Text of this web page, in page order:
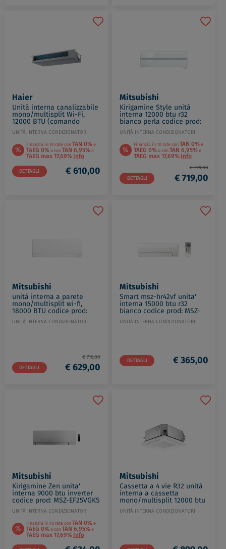
Haier
Unità interna canalizzabile
mono/multisplit Wi-Fi,
12000 BTU (comando
escluso) codice prod:
AE1WY3E00
UNITÀ INTERNA CONDIZIONATORI
% Finanzia in 10 rate conTAN 0%e
TAEG 0%o conTAN 6,95%e
TAEG max 17,69%Info
DETTAGLI € 610,00
Mitsubishi
Kirigamine Style unità
interna 12000 btu r32
bianco perla codice prod:
MSZ-LN35VG2V
UNITÀ INTERNA CONDIZIONATORI
% Finanzia in 10 rate conTAN 0%e
TAEG 0%o conTAN 6,95%e
TAEG max 17,69%Info
DETTAGLI
€ 799,00
€ 719,00
Mitsubishi
unità interna a parete
mono/multisplit wi-fi,
18000 BTU codice prod:
MSZ-AY50VGKP
UNITÀ INTERNA CONDIZIONATORI
DETTAGLI
€ 716,00
€ 629,00
Mitsubishi
Smart msz-hr42vf unita'
interna 15000 btu r32
bianco codice prod: MSZ-
HR42VF
UNITÀ INTERNA CONDIZIONATORI
DETTAGLI € 365,00
Mitsubishi
Kirigamine Zen unita'
interna 9000 btu inverter
codice prod: MSZ-EF25VGKS
UNITÀ INTERNA CONDIZIONATORI
% Finanzia in 10 rate conTAN 0%e
TAEG 0%o conTAN 6,95%e
TAEG max 17,69%Info
Mitsubishi
Cassetta a 4 vie R32 unità
interna a cassetta
mono/multisplit 12000 btu
codice prod: SLZ-M35FA2
UNITÀ INTERNA CONDIZIONATORI